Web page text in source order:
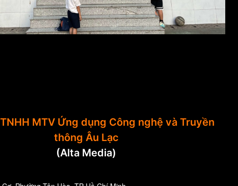
MTV Ứng dụng Công nghệ và Truyền
thông Âu Lạc
(Alta Media)